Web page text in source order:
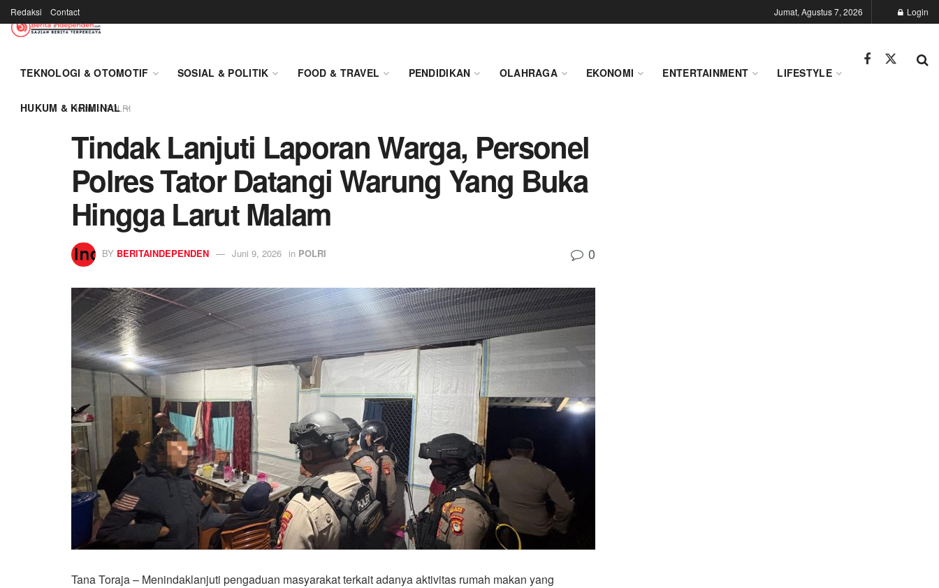
Redaksi Contact Jumat, Agustus 7, 2026 Login
TEKNOLOGI & OTOMOTIF SOSIAL & POLITIK FOOD & TRAVEL PENDIDIKAN OLAHRAGA EKONOMI ENTERTAINMENT LIFESTYLE
HUKUM & KRIMINAL
Home POLRI
Tindak Lanjuti Laporan Warga, Personel
Polres Tator Datangi Warung Yang Buka
Hingga Larut Malam
BY BERITAINDEPENDEN Juni 9, 2026 in POLRI 0
Tana Toraja – Menindaklanjuti pengaduan masyarakat terkait adanya aktivitas rumah makan yang